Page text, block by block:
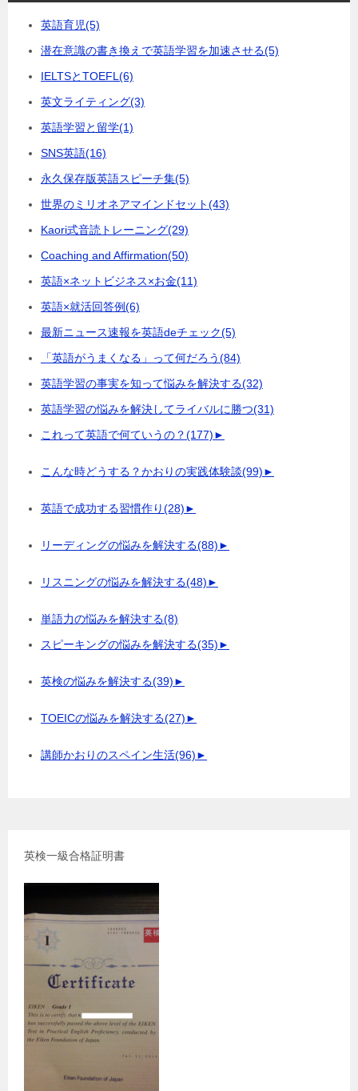
英語育児(5)
潜在意識の書き換えで英語学習を加速させる(5)
IELTSとTOEFL (6)
英文ライティング(3)
英語学習と留学(1)
SNS英語(16)
永久保存版英語スピーチ集(5)
世界のミリオネアマインドセット(43)
Kaori式音読トレーニング(29)
Coaching and Affirmation(50)
英語×ネットビジネス×お金(11)
英語×就活回答例(6)
最新ニュース速報を英語deチェック(5)
「英語がうまくなる」って何だろう(84)
英語学習の事実を知って悩みを解決する(32)
英語学習の悩みを解決してライバルに勝つ(31)
これって英語で何ていうの？(177)►
こんな時どうする？かおりの実践体験談(99)►
英語で成功する習慣作り(28)►
リーディングの悩みを解決する(88)►
リスニングの悩みを解決する(48)►
単語力の悩みを解決する(8)
スピーキングの悩みを解決する(35)►
英検の悩みを解決する(39)►
TOEICの悩みを解決する(27)►
講師かおりのスペイン生活(96)►
英検一級合格証明書